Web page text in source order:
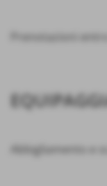
Prenotazioni
Abbigliamento e